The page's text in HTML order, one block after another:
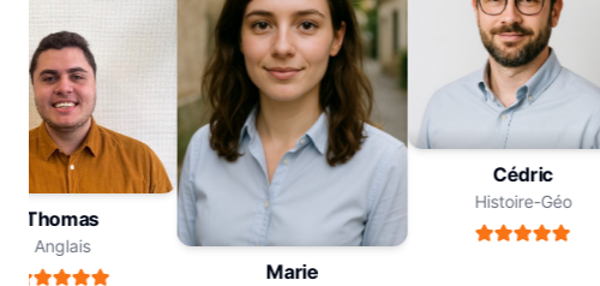
Thomas
Anglais
Marie
Cédric
Histoire-Géo